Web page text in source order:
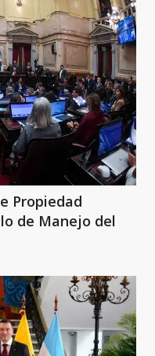
Propiedad
de Manejo del